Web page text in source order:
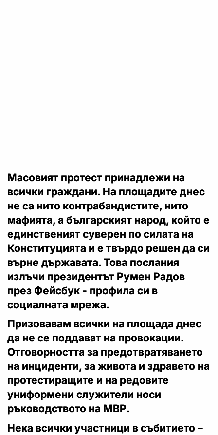
Масовият протест принадлежи на
всички граждани. На площадите днес
не са нито контрабандистите, нито
мафията, а българският народ, който е
единственият суверен по силата на
Конституцията и е твърдо решен да си
върне държавата. Това послания
излъчи президентът Румен Радов
през Фейсбук - профила си в
социалната мрежа.
Призовавам всички на площада днес
да не се поддават на провокации.
Отговорността за предотвратяването
на инциденти, за живота и здравето на
протестиращите и на редовите
униформени служители носи
ръководството на МВР.
Нека всички участници в събитието –